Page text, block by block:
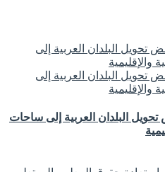
البلدان العربية إلى ساحات